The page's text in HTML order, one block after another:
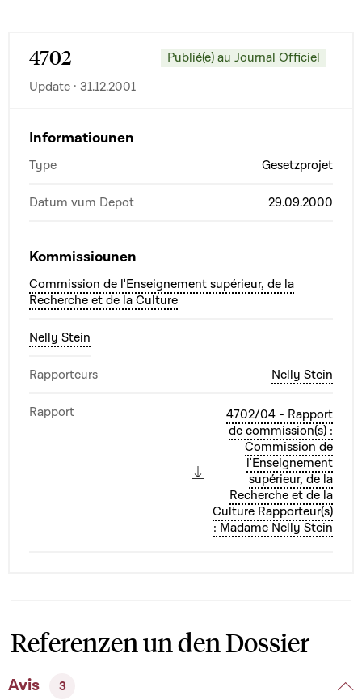
4702
Publié(e) au Journal Officiel
Update · 31.12.2001
Informatiounen
Type Gesetzprojet
Datum vum Depot 29.09.2000
Kommissiounen
Commission de l'Enseignement supérieur, de la
Recherche et de la Culture
Nelly Stein
Rapporteurs Nelly Stein
Rapport
4702/04 - Rapport
de commission(s) :
Commission de
l'Enseignement
supérieur, de la
Recherche et de la
Culture Rapporteur(s)
: Madame Nelly Stein
Referenzen un den Dossier
Avis 3